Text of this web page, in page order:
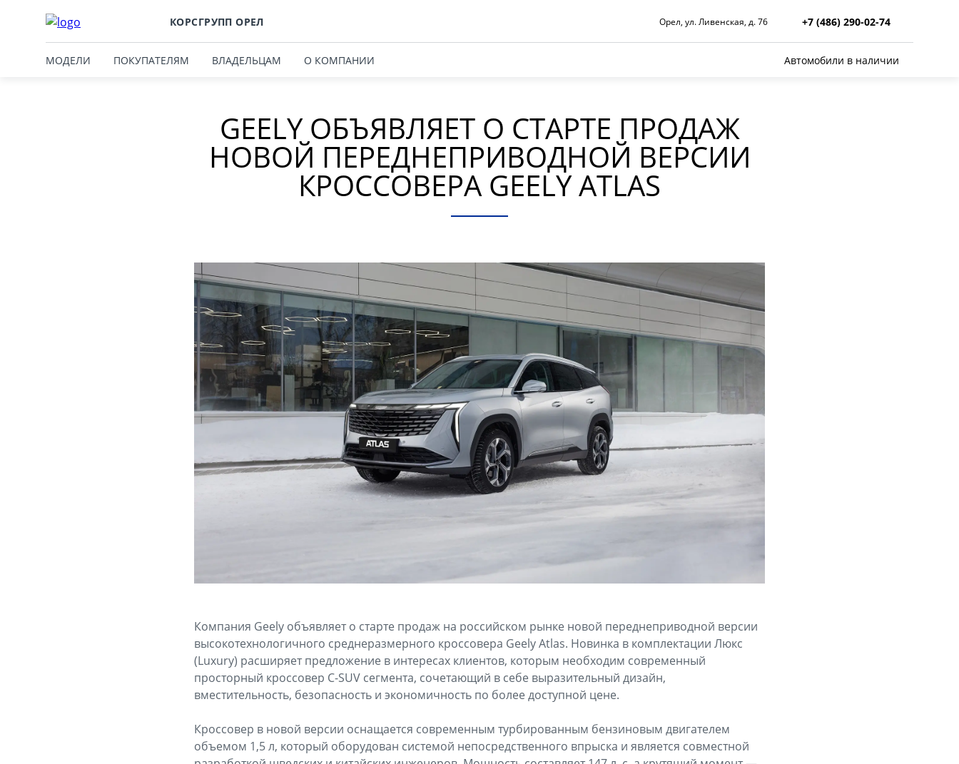
КОРСГРУПП ОРЕЛ Орел, ул. Ливенская, д. 76 +7 (486) 290-02-74
МОДЕЛИ ПОКУПАТЕЛЯМ ВЛАДЕЛЬЦАМ О КОМПАНИИ Автомобили в наличии
GEELY ОБЪЯВЛЯЕТ О СТАРТЕ ПРОДАЖ
НОВОЙ ПЕРЕДНЕПРИВОДНОЙ ВЕРСИИ
КРОССОВЕРА GEELY ATLAS
Компания Geely объявляет о старте продаж на российском рынке новой переднеприводной версии
высокотехнологичного среднеразмерного кроссовера Geely Atlas. Новинка в комплектации Люкс
(Luxury) расширяет предложение в интересах клиентов, которым необходим современный
просторный кроссовер C-SUV сегмента, сочетающий в себе выразительный дизайн,
вместительность, безопасность и экономичность по более доступной цене.
Кроссовер в новой версии оснащается современным турбированным бензиновым двигателем
объемом 1,5 л, который оборудован системой непосредственного впрыска и является совместной